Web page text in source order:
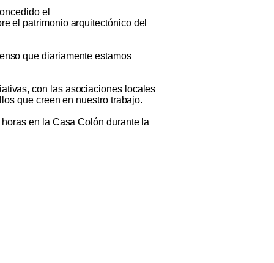
el
el patrimonio arquitectónico del
que diariamente estamos
con las asociaciones locales
que creen en nuestro trabajo.
en la Casa Colón durante la